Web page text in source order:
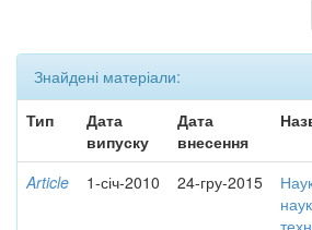
Знайдені матеріали:
Тип
Дата
випуску
Дата
внесення
Article 1-січ-2010 24-гру-2015